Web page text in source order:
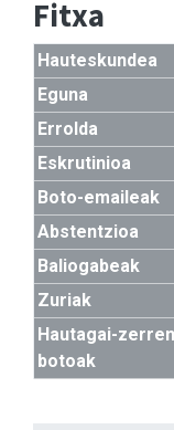
Fitxa
Hauteskundea
Eguna
Errolda
Eskrutinioa
Boto-emaileak
Abstentzioa
Baliogabeak
Zuriak
Hautagai-
botoak